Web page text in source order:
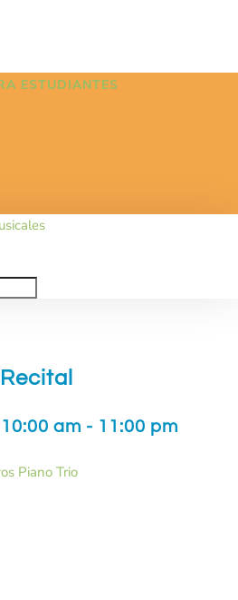
ESTUDIANTES
am - 11:00 pm
Piano Trio